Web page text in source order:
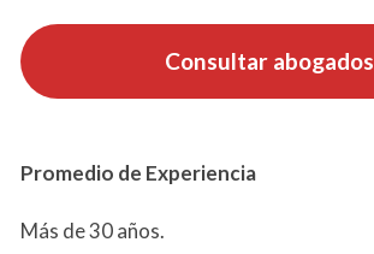
Consultar abogados
Promedio de Experiencia
Más de 30 años.